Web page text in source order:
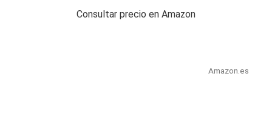
Consultar precio en Amazon
Amazon.es